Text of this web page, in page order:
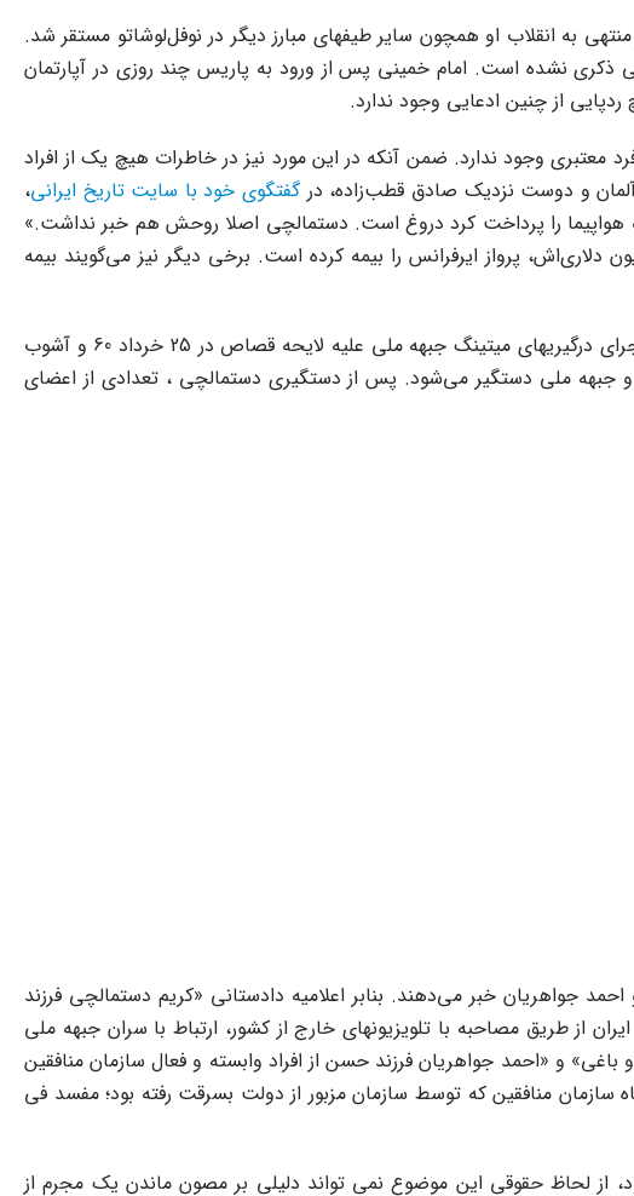
به انقلاب او همچون سایر طیفهای مبارز دیگر در نوفل‌لوشاتو مستقر شد.
ذکری نشده است. امام خمینی پس از ورود به پاریس چند روزی در آپارتمان
از چنین ادعایی وجود ندارد.
معتبری وجود ندارد. ضمن آنکه در این مورد نیز در خاطرات هیچ یک از افراد
آلمان و دوست نزدیک صادق قطب‌زاده، درگفتگوی خود با سایت تاریخ ایرانی،
هواپیما را پرداخت کرد دروغ است. دستمالچی اصلا روحش هم خبر نداشت.»
دلاری‌اش، پرواز ایرفرانس را بیمه کرده است. برخی دیگر نیز می‌گویند بیمه
3- دستمالچی و تعدادی دیگر از بازاریان تهران، پس از انقلاب همچنان عضو جبهه ملی هستند. فعالیت ضد انقلابی او در ماجرای درگیریهای میتینگ جبهه ملی علیه لایحه قصاص در 25 خرداد 60 و آشوب
و حامیان منافقین و جبهه ملی دستگیر می‌شود. پس از دستگیری دستمالچی ، تعدادی از اعضای
بازاری معروف یعنی"کریم دستمالچی" و احمد جواهریان خبر می‌دهند. بنابر اعلامیه دادستانی «کریم دستمالچی فرزند
از طریق مصاحبه با تلویزیونهای خارج از کشور، ارتباط با سران جبهه ملی
و باغی» و «احمد جواهریان فرزند حسن از افراد وابسته و فعال سازمان منافقین
منافقین که توسط سازمان مزبور از دولت بسرقت رفته بود؛ مفسد فی
از لحاظ حقوقی این موضوع نمی تواند دلیلی بر مصون ماندن یک مجرم از